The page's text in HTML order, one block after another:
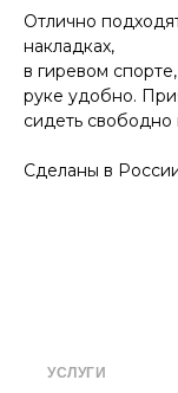
Отлично
накладках,
в гиревом
руке удобно.
сидеть свободно
Сделаны в
УСЛУГИ